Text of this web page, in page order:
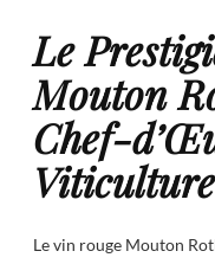
Le
Mouton
Chef-
Le vin rouge Mouton